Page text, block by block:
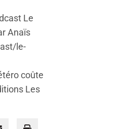
Le
Anaïs
le-
coûte
Les